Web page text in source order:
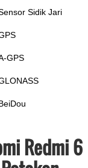
Sidik Jari
GPS
Redmi 6